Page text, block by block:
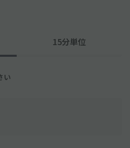
15分単位
い